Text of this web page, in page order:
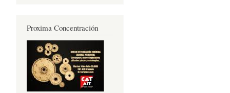
Proxima Concentración